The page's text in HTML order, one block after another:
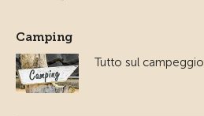
Camping
Tutto sul campeggio